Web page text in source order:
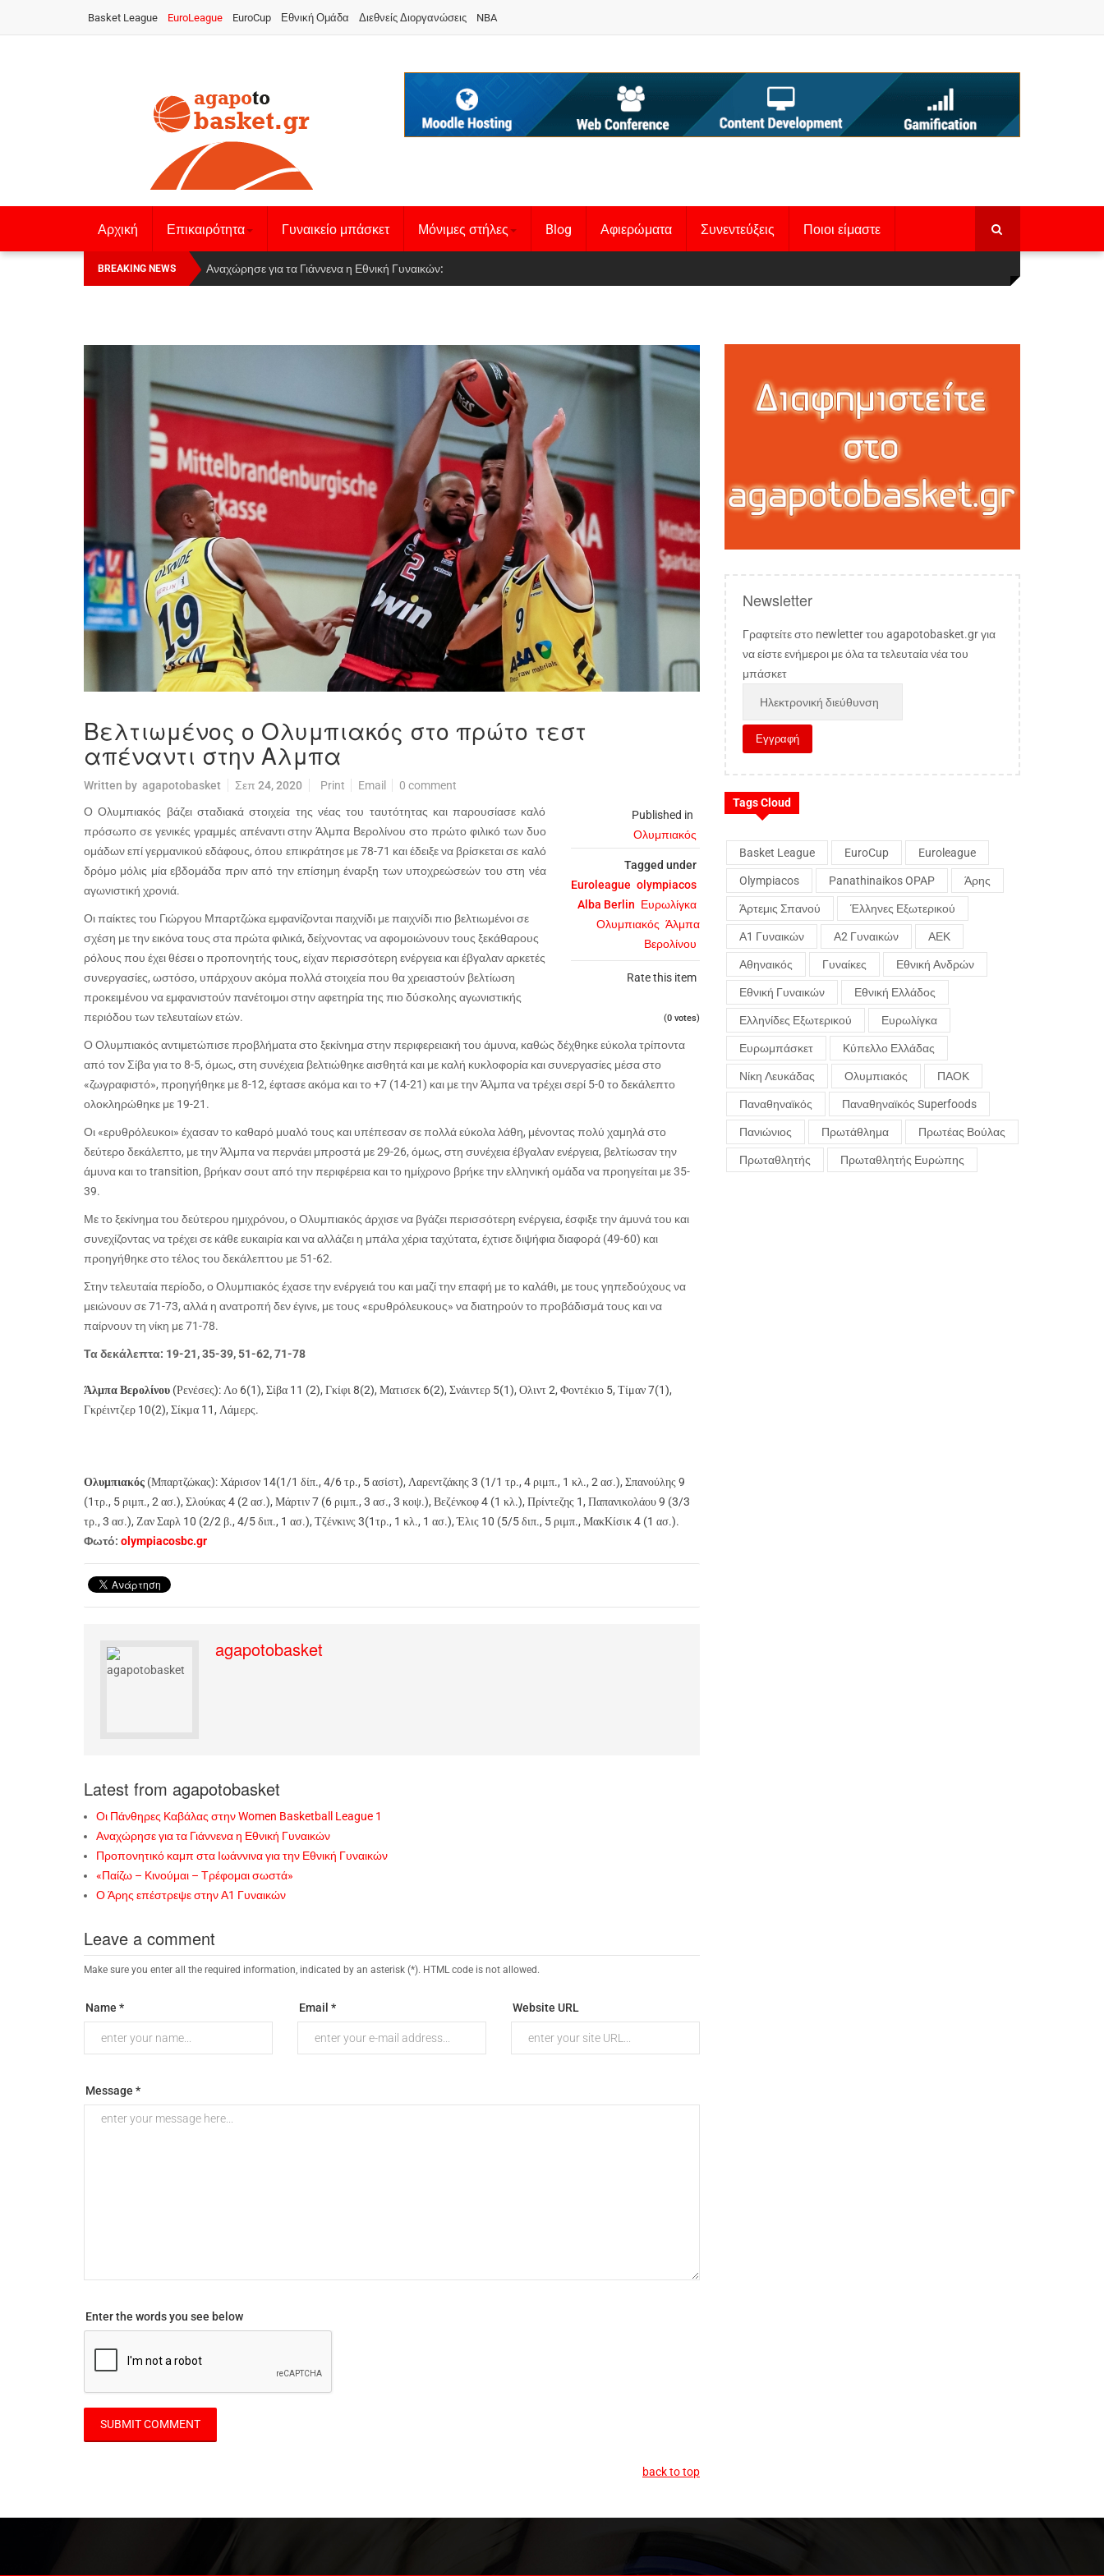
Basket League EuroLeague EuroCup Εθνική Ομάδα Διεθνείς Διοργανώσεις NBA
Αρχική Επικαιρότητα Γυναικείο μπάσκετ Μόνιμες στήλες Blog Αφιερώματα Συνεντεύξεις Ποιοι είμαστε
BREAKING NEWS Οι Πάνθηρες Καβάλας στην Women Basketball League 1
Αναχώρησε για τα Γιάννενα η Εθνική Γυναικών
Βελτιωμένος ο Ολυμπιακός στο πρώτο τεστ
απέναντι στην Αλμπα
Written by agapotobasket Σεπ 24, 2020 Print Email 0 comment
Published in
Ολυμπιακός
Tagged under
Euroleague olympiacos
Alba Berlin Ευρωλίγκα
Ολυμπιακός Άλμπα
Βερολίνου
Rate this item
(0 votes)
Ο Ολυμπιακός βάζει σταδιακά στοιχεία της νέας του ταυτότητας και παρουσίασε καλό
πρόσωπο σε γενικές γραμμές απέναντι στην Άλμπα Βερολίνου στο πρώτο φιλικό των δυο
ομάδων επί γερμανικού εδάφους, όπου επικράτησε με 78-71 και έδειξε να βρίσκεται σε καλό
δρόμο μόλις μία εβδομάδα πριν από την επίσημη έναρξη των υποχρεώσεών του στη νέα
αγωνιστική χρονιά.
Οι παίκτες του Γιώργου Μπαρτζώκα εμφανίζονται παιχνίδι με παιχνίδι πιο βελτιωμένοι σε
σχέση με την εικόνα τους στα πρώτα φιλικά, δείχνοντας να αφομοιώνουν τους ξεκάθαρους
ρόλους που έχει θέσει ο προπονητής τους, είχαν περισσότερη ενέργεια και έβγαλαν αρκετές
συνεργασίες, ωστόσο, υπάρχουν ακόμα πολλά στοιχεία που θα χρειαστούν βελτίωση
προκειμένου να εμφανιστούν πανέτοιμοι στην αφετηρία της πιο δύσκολης αγωνιστικής
περιόδου των τελευταίων ετών.
Ο Ολυμπιακός αντιμετώπισε προβλήματα στο ξεκίνημα στην περιφερειακή του άμυνα, καθώς δέχθηκε εύκολα τρίποντα
από τον Σίβα για το 8-5, όμως, στη συνέχεια βελτιώθηκε αισθητά και με καλή κυκλοφορία και συνεργασίες μέσα στο
«ζωγραφιστό», προηγήθηκε με 8-12, έφτασε ακόμα και το +7 (14-21) και με την Άλμπα να τρέχει σερί 5-0 το δεκάλεπτο
ολοκληρώθηκε με 19-21.
Οι «ερυθρόλευκοι» έχασαν το καθαρό μυαλό τους και υπέπεσαν σε πολλά εύκολα λάθη, μένοντας πολύ χαμηλά στο
δεύτερο δεκάλεπτο, με την Άλμπα να περνάει μπροστά με 29-26, όμως, στη συνέχεια έβγαλαν ενέργεια, βελτίωσαν την
άμυνα και τοtransition, βρήκαν σουτ από την περιφέρεια και το ημίχρονο βρήκε την ελληνική ομάδα να προηγείται με 35-
39.
Με το ξεκίνημα του δεύτερου ημιχρόνου, ο Ολυμπιακός άρχισε να βγάζει περισσότερη ενέργεια, έσφιξε την άμυνά του και
συνεχίζοντας να τρέχει σε κάθε ευκαιρία και να αλλάζει η μπάλα χέρια ταχύτατα, έχτισε διψήφια διαφορά (49-60) και
προηγήθηκε στο τέλος του δεκάλεπτου με 51-62.
Στην τελευταία περίοδο, ο Ολυμπιακός έχασε την ενέργειά του και μαζί την επαφή με το καλάθι, με τους γηπεδούχους να
μειώνουν σε 71-73, αλλά η ανατροπή δεν έγινε, με τους «ερυθρόλευκους» να διατηρούν το προβάδισμά τους και να
παίρνουν τη νίκη με 71-78.
Τα δεκάλεπτα: 19-21, 35-39, 51-62, 71-78
Άλμπα Βερολίνου (Ρενέσες): Λο 6(1), Σίβα 11 (2), Γκίφι 8(2), Ματισεκ 6(2), Σνάιντερ 5(1), Ολιντ 2, Φοντέκιο 5, Τίμαν 7(1),
Γκρέιντζερ 10(2), Σίκμα 11, Λάμερς.
Ολυμπιακός (Μπαρτζώκας): Χάρισον 14(1/1 δίπ., 4/6 τρ., 5 ασίστ), Λαρεντζάκης 3 (1/1 τρ., 4 ριμπ., 1 κλ., 2 ασ.), Σπανούλης 9
(1τρ., 5 ριμπ., 2 ασ.), Σλούκας 4 (2 ασ.), Μάρτιν 7 (6 ριμπ., 3 ασ., 3 κοψ.), Βεζένκοφ 4 (1 κλ.), Πρίντεζης 1, Παπανικολάου 9 (3/3
τρ., 3 ασ.), Ζαν Σαρλ 10 (2/2 β., 4/5 διπ., 1 ασ.), Τζένκινς 3(1τρ., 1 κλ., 1 ασ.), Έλις 10 (5/5 διπ., 5 ριμπ., ΜακΚίσικ 4 (1 ασ.).
Φωτό: olympiacosbc.gr
agapotobasket
Latest from agapotobasket
Οι Πάνθηρες Καβάλας στην Women Basketball League 1
Αναχώρησε για τα Γιάννενα η Εθνική Γυναικών
Προπονητικό καμπ στα Ιωάννινα για την Εθνική Γυναικών
«Παίζω – Κινούμαι – Τρέφομαι σωστά»
Ο Άρης επέστρεψε στην Α1 Γυναικών
Leave a comment
Make sure you enter all the required information, indicated by an asterisk (*). HTML code is not allowed.
Name * Email * Website URL
Message *
Enter the words you see below
back to top
Newsletter
Γραφτείτε στο newletter του agapotobasket.gr για
να είστε ενήμεροι με όλα τα τελευταία νέα του
μπάσκετ
Tags Cloud
Basket League EuroCup Euroleague
Olympiacos Panathinaikos OPAP Άρης
Άρτεμις Σπανού Έλληνες Εξωτερικού
Α1 Γυναικών Α2 Γυναικών ΑΕΚ
Αθηναικός Γυναίκες Εθνική Ανδρών
Εθνική Γυναικών Εθνική Ελλάδος
Ελληνίδες Εξωτερικού Ευρωλίγκα
Ευρωμπάσκετ Κύπελλο Ελλάδας
Νίκη Λευκάδας Ολυμπιακός ΠΑΟΚ
Παναθηναϊκός Παναθηναϊκός Superfoods
Πανιώνιος Πρωτάθλημα Πρωτέας Βούλας
Πρωταθλητής Πρωταθλητής Ευρώπης